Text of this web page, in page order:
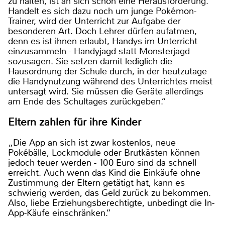
Handelt es sich dazu noch um junge Pokémon-
Trainer, wird der Unterricht zur Aufgabe der
besonderen Art. Doch Lehrer dürfen aufatmen,
denn es ist ihnen erlaubt, Handys im Unterricht
einzusammeln - Handyjagd statt Monsterjagd
sozusagen. Sie setzen damit lediglich die
Hausordnung der Schule durch, in der heutzutage
die Handynutzung während des Unterrichtes meist
untersagt wird. Sie müssen die Geräte allerdings
am Ende des Schultages zurückgeben.“
Eltern zahlen für ihre Kinder
„Die App an sich ist zwar kostenlos, neue
Pokébälle, Lockmodule oder Brutkästen können
jedoch teuer werden - 100 Euro sind da schnell
erreicht. Auch wenn das Kind die Einkäufe ohne
Zustimmung der Eltern getätigt hat, kann es
schwierig werden, das Geld zurück zu bekommen.
Also, liebe Erziehungsberechtigte, unbedingt die In-
App-Käufe einschränken.“